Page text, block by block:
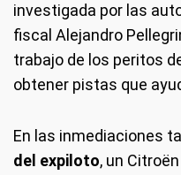
investigada por las
fiscal Alejandro
trabajo de los peritos
obtener pistas que
En las inmediaciones
del expiloto, un